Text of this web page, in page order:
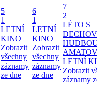
5
1
LETNÍ
KINO
Zobrazit
všechny
záznamy
ze dne
6
1
LETNÍ
KINO
Zobrazit
všechny
záznamy
ze dne
7
2
LÉTO S
LETNÍ
Zobrazit
záznamy